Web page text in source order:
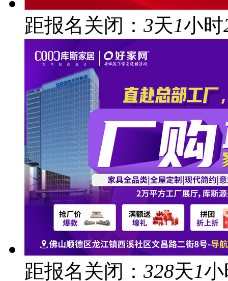
距报名关闭： 3天1小时
距报名关闭： 328天1